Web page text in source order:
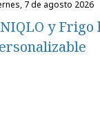
7 de agosto 2026
y Frigo